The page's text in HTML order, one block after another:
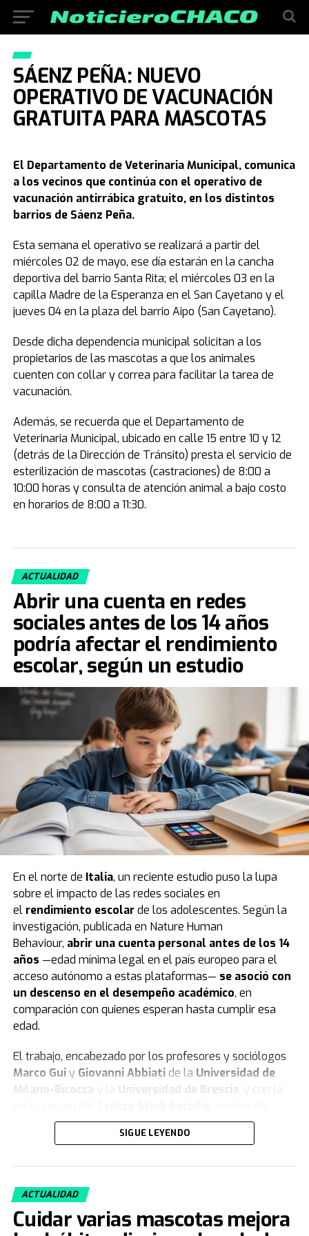
SÁENZ PEÑA: NUEVO
OPERATIVO DE VACUNACIÓN
GRATUITA PARA MASCOTAS
El Departamento de Veterinaria Municipal, comunica
a los vecinos que continúa con el operativo de
vacunación antirrábica gratuito, en los distintos
barrios de Sáenz Peña.
Esta semana el operativo se realizará a partir del
miércoles 02 de mayo, ese día estarán en la cancha
deportiva del barrio Santa Rita; el miércoles 03 en la
capilla Madre de la Esperanza en el San Cayetano y el
jueves 04 en la plaza del barrio Aipo (San Cayetano).
Desde dicha dependencia municipal solicitan a los
propietarios de las mascotas a que los animales
cuenten con collar y correa para facilitar la tarea de
vacunación.
Además, se recuerda que el Departamento de
Veterinaria Municipal, ubicado en calle 15 entre 10 y 12
(detrás de la Dirección de Tránsito) presta el servicio de
esterilización de mascotas (castraciones) de 8:00 a
10:00 horas y consulta de atención animal a bajo costo
en horarios de 8:00 a 11:30.
ACTUALIDAD
Abrir una cuenta en redes
sociales antes de los 14 años
podría afectar el rendimiento
escolar, según un estudio
En el norte de Italia, un reciente estudio puso la lupa
sobre el impacto de las redes sociales en
el rendimiento escolarde los adolescentes. Según la
investigación, publicada en Nature Human
Behaviour, abrir una cuenta personal antes de los 14
años —edad mínima legal en el país europeo para el
acceso autónomo a estas plataformas— se asoció con
un descenso en el desempeño académico, en
comparación con quienes esperan hasta cumplir esa
edad.
El trabajo, encabezado por los profesores y sociólogos
Marco Guiy Giovanni Abbiatide la Universidad de
Milano-Bicocca
y la Universidad de Brescia
, y con la
forma longitudinal a5.227 estudiantesnacidos en
2007 y 2008, que cursaron sus estudios en las
Brianza, en la región de
2023-2024.
SIGUE LEYENDO
ACTUALIDAD
Cuidar varias mascotas mejora